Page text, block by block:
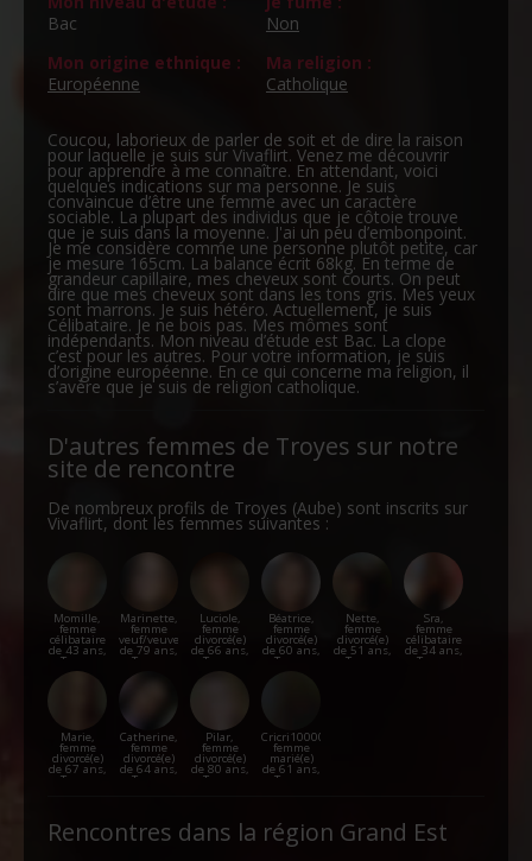
Bac
Non
Mon origine ethnique :
Européenne
Ma religion :
Catholique
Coucou, laborieux de parler de soit et de dire la raison
pour laquelle je suis sur Vivaflirt. Venez me découvrir
pour apprendre à me connaître. En attendant, voici
quelques indications sur ma personne. Je suis
convaincue d’être une femme avec un caractère
sociable. La plupart des individus que je côtoie trouve
que je suis dans la moyenne. J'ai un peu d’embonpoint.
Je me considère comme une personne plutôt petite, car
je mesure 165cm. La balance écrit 68kg. En terme de
grandeur capillaire, mes cheveux sont courts. On peut
dire que mes cheveux sont dans les tons gris. Mes yeux
sont marrons. Je suis hétéro. Actuellement, je suis
Célibataire. Je ne bois pas. Mes mômes sont
indépendants. Mon niveau d’étude est Bac. La clope
c’est pour les autres. Pour votre information, je suis
d’origine européenne. En ce qui concerne ma religion, il
s’avère que je suis de religion catholique.
D'autres femmes de Troyes sur notre
site de rencontre
De nombreux profils de Troyes (Aube) sont inscrits sur
Vivaflirt, dont les femmes suivantes :
Momille,
femme
célibataire
de 43 ans,
Troyes
Marinette,
femme
veuf/veuve
de 79 ans,
Troyes
Luciole,
femme
divorcé(e)
de 66 ans,
Troyes
Béatrice,
femme
divorcé(e)
de 60 ans,
Troyes
Nette,
femme
divorcé(e)
de 51 ans,
Troyes
Sra,
femme
célibataire
de 34 ans,
Troyes
Marie,
femme
divorcé(e)
de 67 ans,
Troyes
Catherine,
femme
divorcé(e)
de 64 ans,
Troyes
Pilar,
femme
divorcé(e)
de 80 ans,
Troyes
Cricri10000,
femme
marié(e)
de 61 ans,
Troyes
Rencontres dans la région Grand Est